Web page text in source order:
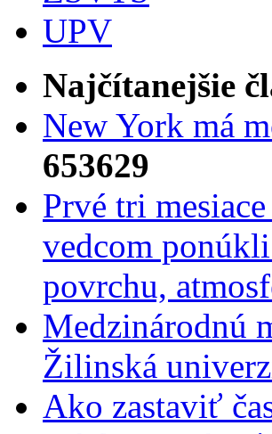
UPV
Najčítanejšie
New York má
653629
Prvé tri
vedcom
povrchu,
Medzinárodnú
Žilinská
Ako zastaviť